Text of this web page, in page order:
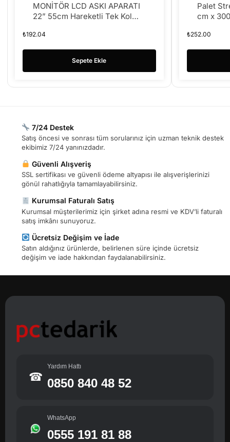
MONİTÖR LCD ASKI APARATI
22” 55cm Hareketli Tek Kol
₺192.04
Sepete Ekle
Palet
cm x
₺252.00
7/24 Destek
Satış öncesi ve sonrası tüm sorularınız için uzman teknik destek
ekibimiz 7/24 yanınızdadır.
Güvenli Alışveriş
SSL sertifikası ve güvenli ödeme altyapısı ile alışverişlerinizi
gönül rahatlığıyla tamamlayabilirsiniz.
Kurumsal Faturalı Satış
Kurumsal müşterilerimiz için şirket adına resmi ve KDV’li faturalı
satış imkânı sunuyoruz.
Ücretsiz Değişim ve İade
Satın aldığınız ürünlerde, belirlenen süre içinde ücretsiz
değişim ve iade hakkından faydalanabilirsiniz.
☎
Yardım Hattı
0850 840 48 52
WhatsApp
0555 191 81 88